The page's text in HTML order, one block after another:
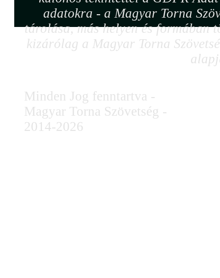
adatokra - a Magyar Torna
tárolása, más helyen és formában
kizárólag a Magyar Torna
Minden Jog fenntartva -
Magyar Torna Szövetség -
2014-2026